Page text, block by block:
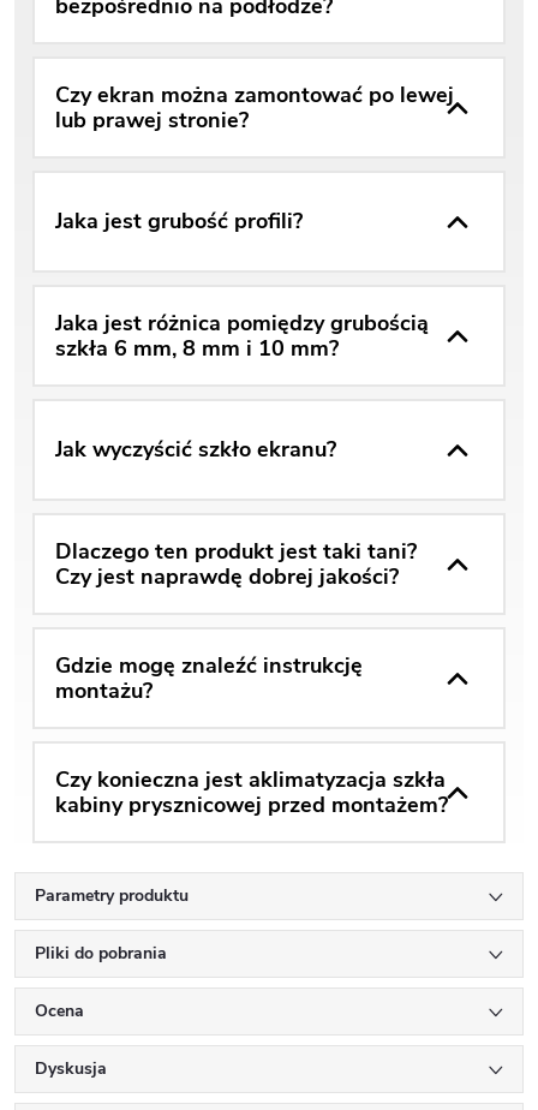
bezpośrednio na podłodze?
Czy ekran można zamontować po lewej
lub prawej stronie?
Jaka jest grubość profili?
Jaka jest różnica pomiędzy grubością
szkła 6 mm, 8 mm i 10 mm?
Jak wyczyścić szkło ekranu?
Dlaczego ten produkt jest taki tani?
Czy jest naprawdę dobrej jakości?
Gdzie mogę znaleźć instrukcję
montażu?
Czy konieczna jest aklimatyzacja szkła
kabiny prysznicowej przed montażem?
Parametry produktu
Pliki do pobrania
Ocena
Dyskusja